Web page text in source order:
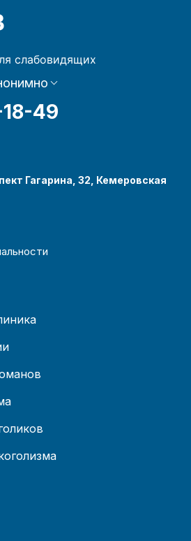
слабовидящих
49
Гагарина, 32, Кемеровская